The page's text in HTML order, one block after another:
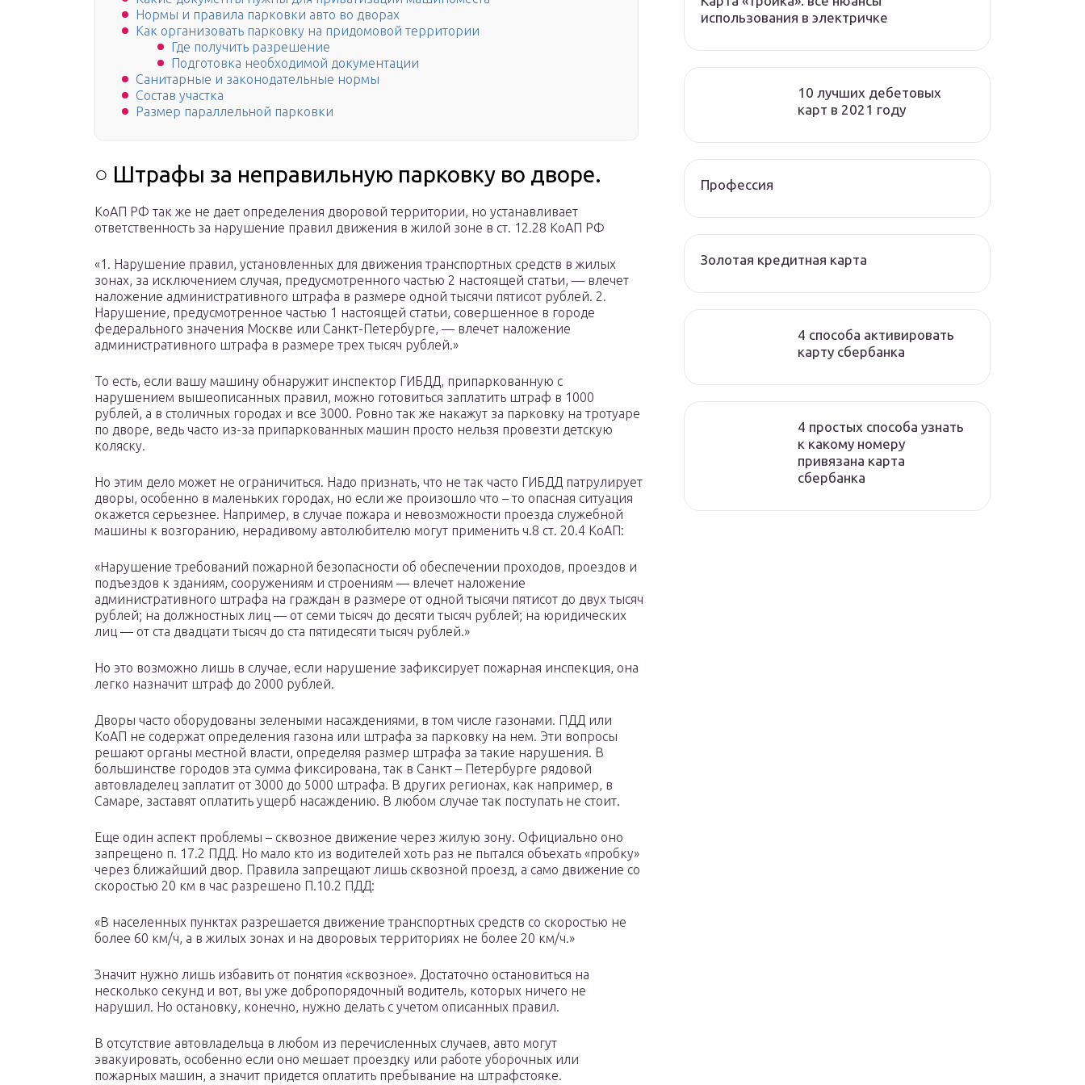
Нормы и правила парковки авто во дворах
Как организовать парковку на придомовой территории
Где получить разрешение
Подготовка необходимой документации
Санитарные и законодательные нормы
Состав участка
Размер параллельной парковки
○ Штрафы за неправильную парковку во дворе.
КоАП РФ так же не дает определения дворовой территории, но устанавливает
ответственность за нарушение правил движения в жилой зоне в ст. 12.28 КоАП РФ
«1. Нарушение правил, установленных для движения транспортных средств в жилых
зонах, за исключением случая, предусмотренного частью 2 настоящей статьи, — влечет
наложение административного штрафа в размере одной тысячи пятисот рублей. 2.
Нарушение, предусмотренное частью 1 настоящей статьи, совершенное в городе
федерального значения Москве или Санкт-Петербурге, — влечет наложение
административного штрафа в размере трех тысяч рублей.»
То есть, если вашу машину обнаружит инспектор ГИБДД, припаркованную с
нарушением вышеописанных правил, можно готовиться заплатить штраф в 1000
рублей, а в столичных городах и все 3000. Ровно так же накажут за парковку на тротуаре
по дворе, ведь часто из-за припаркованных машин просто нельзя провезти детскую
коляску.
Но этим дело может не ограничиться. Надо признать, что не так часто ГИБДД патрулирует
дворы, особенно в маленьких городах, но если же произошло что – то опасная ситуация
окажется серьезнее. Например, в случае пожара и невозможности проезда служебной
машины к возгоранию, нерадивому автолюбителю могут применить ч.8 ст. 20.4 КоАП:
«Нарушение требований пожарной безопасности об обеспечении проходов, проездов и
подъездов к зданиям, сооружениям и строениям — влечет наложение
административного штрафа на граждан в размере от одной тысячи пятисот до двух тысяч
рублей; на должностных лиц — от семи тысяч до десяти тысяч рублей; на юридических
лиц — от ста двадцати тысяч до ста пятидесяти тысяч рублей.»
Но это возможно лишь в случае, если нарушение зафиксирует пожарная инспекция, она
легко назначит штраф до 2000 рублей.
Дворы часто оборудованы зелеными насаждениями, в том числе газонами. ПДД или
КоАП не содержат определения газона или штрафа за парковку на нем. Эти вопросы
решают органы местной власти, определяя размер штрафа за такие нарушения. В
большинстве городов эта сумма фиксирована, так в Санкт – Петербурге рядовой
автовладелец заплатит от 3000 до 5000 штрафа. В других регионах, как например, в
Самаре, заставят оплатить ущерб насаждению. В любом случае так поступать не стоит.
Еще один аспект проблемы – сквозное движение через жилую зону. Официально оно
запрещено п. 17.2 ПДД. Но мало кто из водителей хоть раз не пытался объехать «пробку»
через ближайший двор. Правила запрещают лишь сквозной проезд, а само движение со
скоростью 20 км в час разрешено П.10.2 ПДД:
«В населенных пунктах разрешается движение транспортных средств со скоростью не
более 60 км/ч, а в жилых зонах и на дворовых территориях не более 20 км/ч.»
Значит нужно лишь избавить от понятия «сквозное». Достаточно остановиться на
несколько секунд и вот, вы уже добропорядочный водитель, которых ничего не
нарушил. Но остановку, конечно, нужно делать с учетом описанных правил.
В отсутствие автовладельца в любом из перечисленных случаев, авто могут
эвакуировать, особенно если оно мешает проездку или работе уборочных или
пожарных машин, а значит придется оплатить пребывание на штрафстояке.
использования в электричке
10 лучших дебетовых
карт в 2021 году
Профессия
Золотая кредитная карта
4 способа активировать
карту сбербанка
4 простых способа узнать
к какому номеру
привязана карта
сбербанка